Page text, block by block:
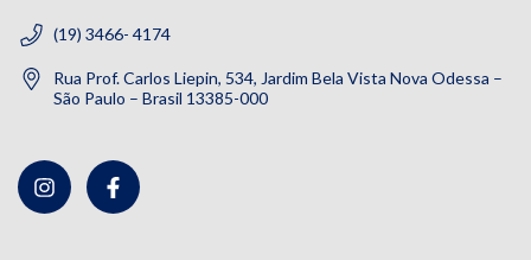
(19) 3466- 4174
Rua Prof. Carlos Liepin, 534, Jardim Bela Vista Nova Odessa –
São Paulo – Brasil 13385-000